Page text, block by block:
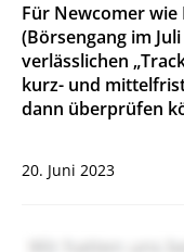
Für Newcomer wie
(Börsengang im
verlässlichen
kurz- und
dann überprüfen
20. Juni 2023